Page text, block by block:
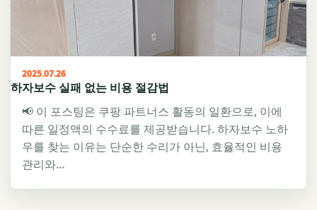
2025.07.26
하자보수 실패 없는 비용 절감법
📢 이 포스팅은 쿠팡 파트너스 활동의 일환으로, 이에
따른 일정액의 수수료를 제공받습니다. 하자보수 노하
우를 찾는 이유는 단순한 수리가 아닌, 효율적인 비용
관리와…